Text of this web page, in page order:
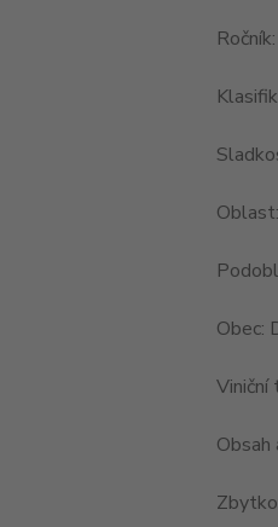
Obec:
Viniční